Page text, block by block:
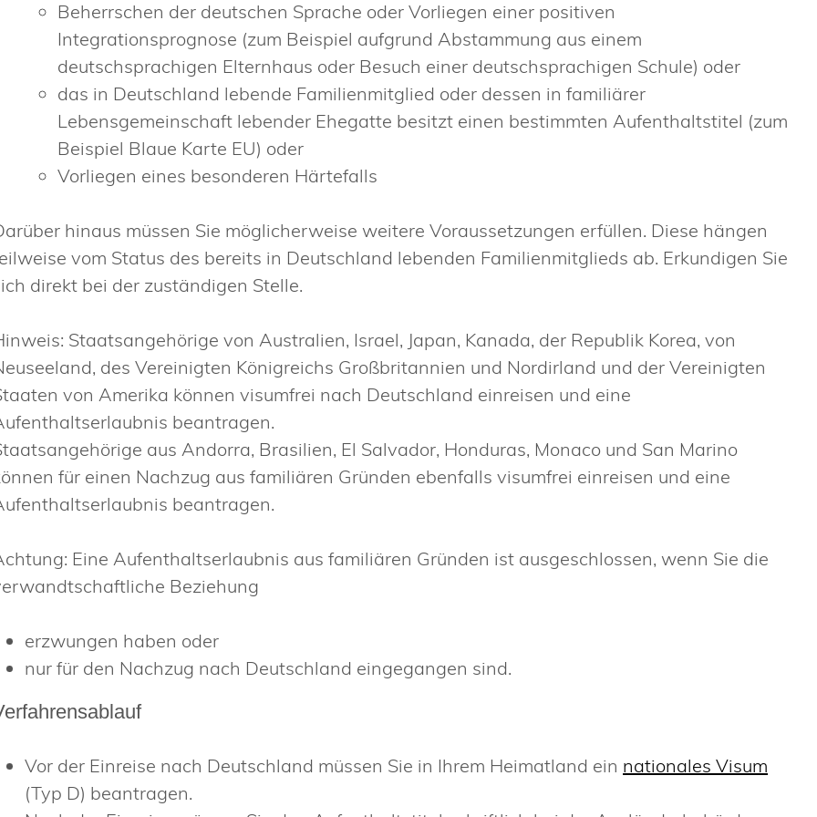
Beherrschen der deutschen Sprache oder Vorliegen einer positiven
Integrationsprognose (zum Beispiel aufgrund Abstammung aus einem
deutschsprachigen Elternhaus oder Besuch einer deutschsprachigen Schule) oder
das in Deutschland lebende Familienmitglied oder dessen in familiärer
Lebensgemeinschaft lebender Ehegatte besitzt einen bestimmten Aufenthaltstitel (zum
Beispiel Blaue Karte EU) oder
Vorliegen eines besonderen Härtefalls
hinaus müssen Sie möglicherweise weitere Voraussetzungen erfüllen. Diese hängen
vom Status des bereits in Deutschland lebenden Familienmitglieds ab. Erkundigen Sie
direkt bei der zuständigen Stelle.
Staatsangehörige von Australien, Israel, Japan, Kanada, der Republik Korea, von
des Vereinigten Königreichs Großbritannien und Nordirland und der Vereinigten
von Amerika können visumfrei nach Deutschland einreisen und eine
beantragen.
aus Andorra, Brasilien, El Salvador, Honduras, Monaco und San Marino
für einen Nachzug aus familiären Gründen ebenfalls visumfrei einreisen und eine
beantragen.
Eine Aufenthaltserlaubnis aus familiären Gründen ist ausgeschlossen, wenn Sie die
Beziehung
erzwungen haben oder
nur für den Nachzug nach Deutschland eingegangen sind.
Vor der Einreise nach Deutschland müssen Sie in Ihrem Heimatland ein nationales Visum
(Typ D) beantragen.